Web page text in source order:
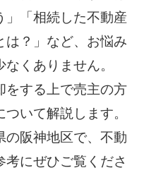
」「相続した不動産
は？」など、お悩み
くありません。
をする上で売主の方
いて解説します。
の阪神地区で、不動
考にぜひご覧くださ